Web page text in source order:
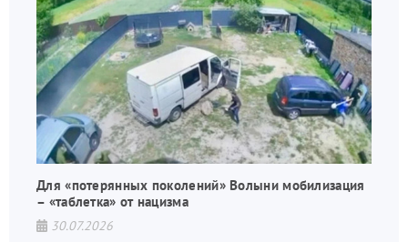
Для «потерянных поколений» Волыни мобилизация
– «таблетка» от нацизма
30.07.2026